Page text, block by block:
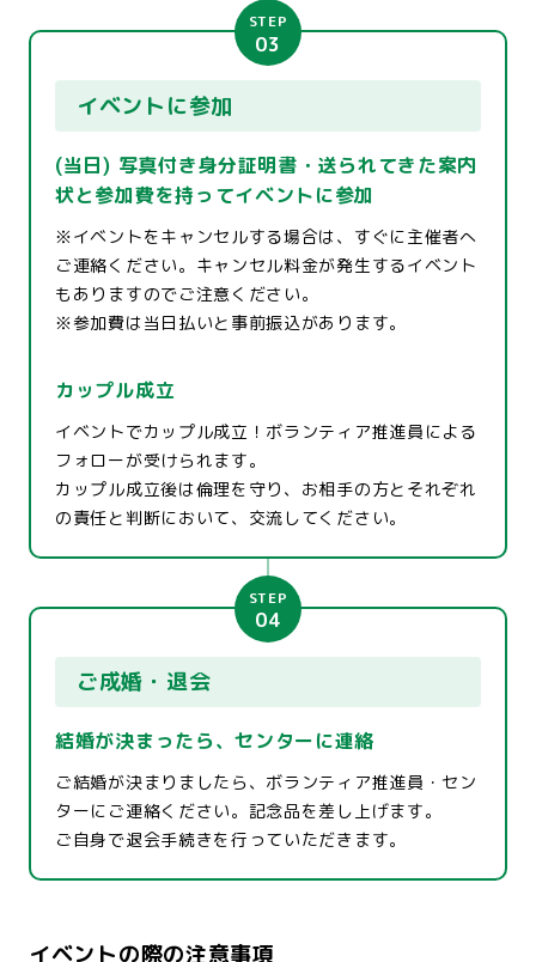
イベントに参加
STEP
03
(当日) 写真付き身分証明書・送られてきた案内
状と参加費を持ってイベントに参加
※イベントをキャンセルする場合は、すぐに主催者へ
ご連絡ください。キャンセル料金が発生するイベント
もありますのでご注意ください。
※参加費は当日払いと事前振込があります。
カップル成立
イベントでカップル成立！ボランティア推進員による
フォローが受けられます。
カップル成立後は倫理を守り、お相手の方とそれぞれ
の責任と判断において、交流してください。
ご成婚・退会
STEP
04
結婚が決まったら、センターに連絡
ご結婚が決まりましたら、ボランティア推進員・セン
ターにご連絡ください。記念品を差し上げます。
ご自身で退会手続きを行っていただきます。
イベントの際の注意事項